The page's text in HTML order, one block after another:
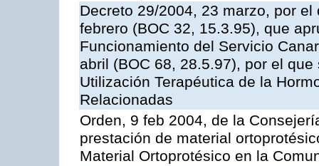
Decreto 29/2004, 23 marzo, por
febrero (BOC 32, 15.3.95), que
Funcionamiento del Servicio
abril (BOC 68, 28.5.97), por el
Utilización Terapéutica de la
Relacionadas
Orden, 9 feb 2004, de la
prestación de material
Material Ortoprotésico en la